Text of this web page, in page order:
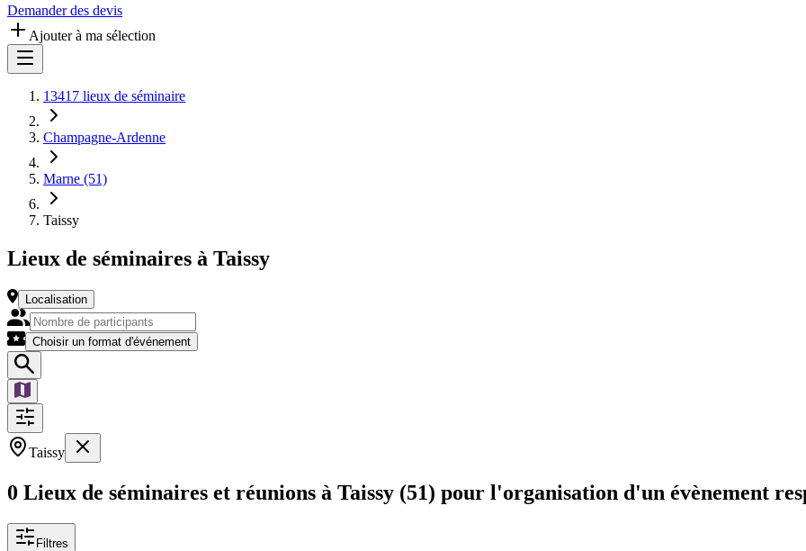
Demander des devis
Ajouter à ma sélection
13417 lieux de séminaire
Champagne-Ardenne
Marne (51)
Taissy
Lieux de séminaires à Taissy
Localisation
Choisir un format d'événement
Taissy
0 Lieux de séminaires et réunions à Taissy (51) pour l'organisation d'un évènement
Filtres